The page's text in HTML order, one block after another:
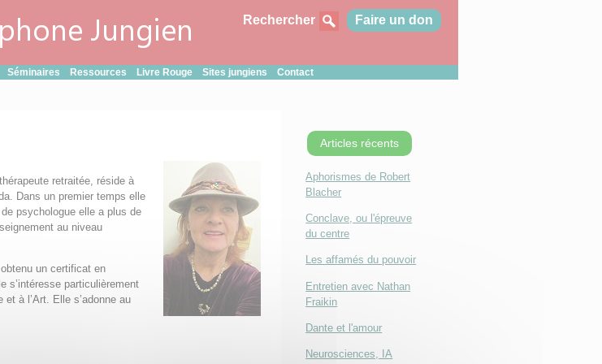
Rechercher Faire un don
Séminaires Ressources Livre Rouge Sites jungiens Contact
retraitée, réside à
Dans un premier temps elle
psychologue elle a plus de
au niveau
un certificat en
s’intéresse particulièrement
à l’Art. Elle s’adonne au
Articles récents
Aphorismes de Robert
Blacher
Conclave, ou l'épreuve
du centre
Les affamés du pouvoir
Entretien avec Nathan
Fraikin
Dante et l'amour
Neurosciences, IA